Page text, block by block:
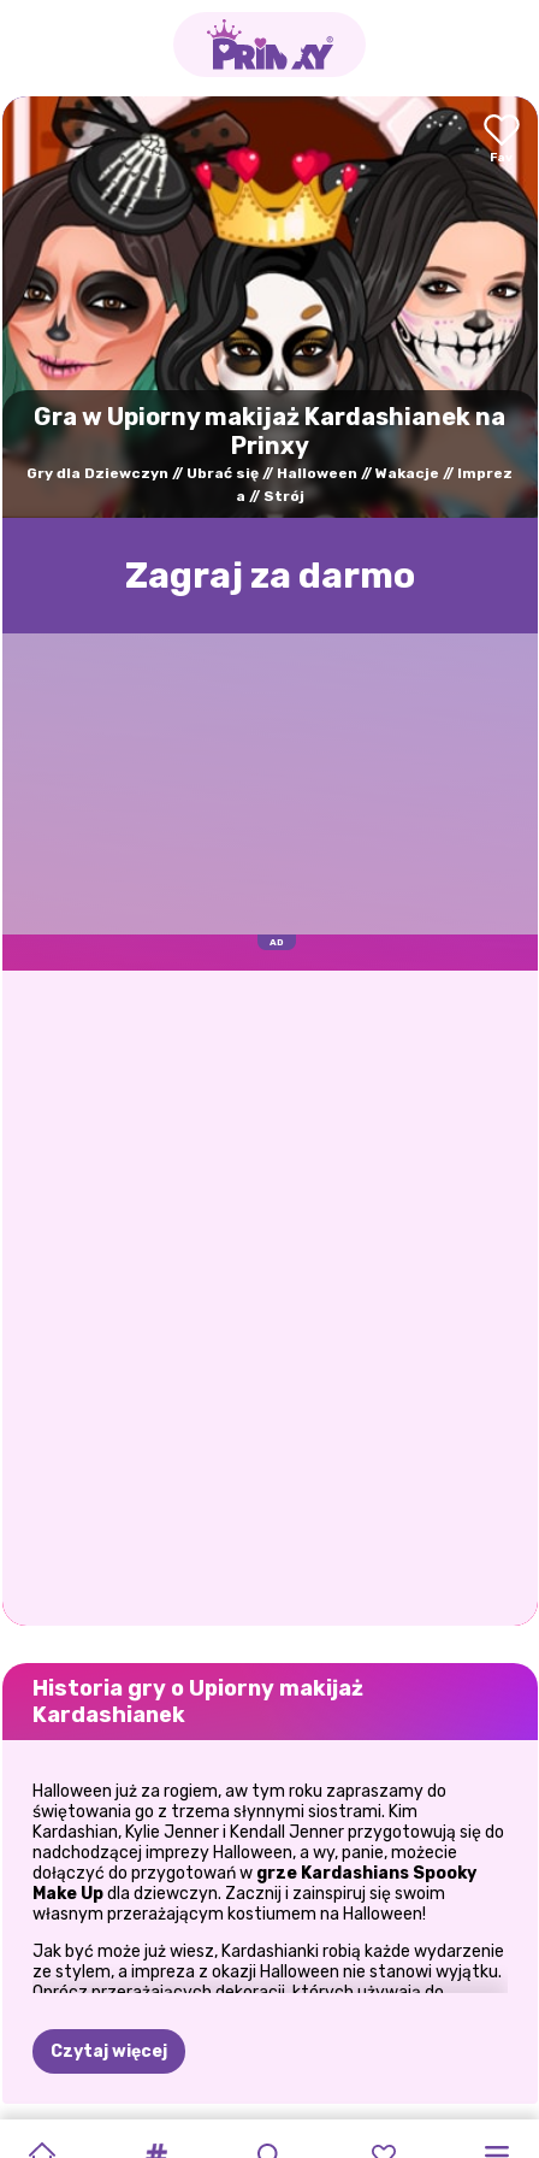
Gra w Upiorny makijaż Kardashianek na
Prinxy
Gry dla Dziewczyn Ubrać się Halloween Wakacje
Imprez
a
Strój
Zagraj za darmo
Historia gry o Upiorny makijaż
Kardashianek
Halloween już za rogiem, aw tym roku zapraszamy do
świętowania go z trzema słynnymi siostrami. Kim
Kardashian, Kylie Jenner i Kendall Jenner przygotowują się do
nadchodzącej imprezy Halloween, a wy, panie, możecie
dołączyć do przygotowań w grze Kardashians Spooky
Make Updla dziewczyn. Zacznij i zainspiruj się swoim
własnym przerażającym kostiumem na Halloween!
Jak być może już wiesz, Kardashianki robią każde wydarzenie
ze stylem, a impreza z okazji Halloween nie stanowi wyjątku.
Oprócz przerażających dekoracji, których używają do
upewniają się również, że wybierają najnowsze kostiumy na
imprezę Halloween. Ale w tym roku postanowili pójść jeszcze
dalej ze swoim wyglądem, więc zamierzają uzupełnić swoje
super fajne pomysły! Ale przydałaby im się twoja pomoc, a
Czytaj więcej
KONCERT
SAMOUCZEK UPIORNY
HALLOWEENOWA